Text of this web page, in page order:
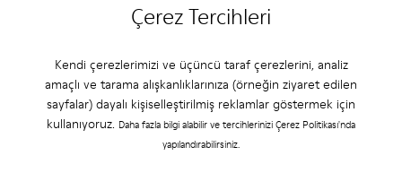
Çerez Tercihleri
Kendi çerezlerimizi ve üçüncü taraf çerezlerini, analiz
amaçlı ve tarama alışkanlıklarınıza (örneğin ziyaret edilen
sayfalar) dayalı kişiselleştirilmiş reklamlar göstermek için
kullanıyoruz. Daha fazla bilgi alabilir ve tercihlerinizi Çerez Politikası'nda
yapılandırabilirsiniz.